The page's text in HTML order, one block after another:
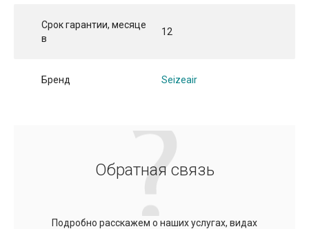
Срок гарантии, месяце
в
12
Бренд Seizeair
Обратная связь
Подробно расскажем о наших услугах, видах